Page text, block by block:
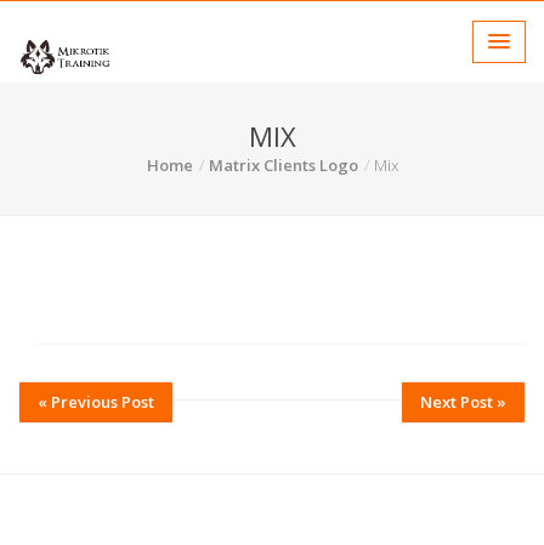
MIX
Home Matrix Clients Logo Mix
« Previous Post Next Post »